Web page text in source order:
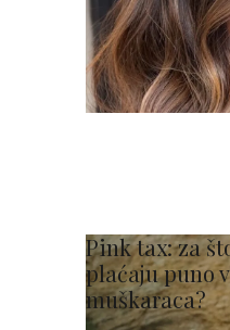
Pink tax: za
plaćaju puno
muškaraca?